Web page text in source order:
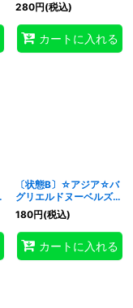
{アジアWPP3-JP021}
《儀式》
280円(税込)
カートに入れる
〔状態B〕☆アジア☆バ
グリエルドヌーベルズ
【シークレット】{アジ
アDBWS-JP034}《儀
式》
180円(税込)
カートに入れる